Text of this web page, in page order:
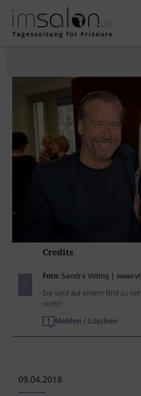
Credits
Foto: Sandra Vitting |
Sie sind auf einem Bild zu
nicht?
Melden / Löschen
09.04.2018